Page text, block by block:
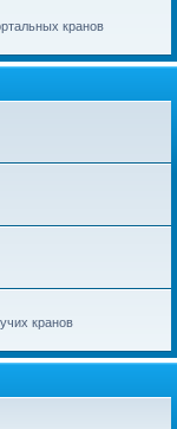
кранов
кранов